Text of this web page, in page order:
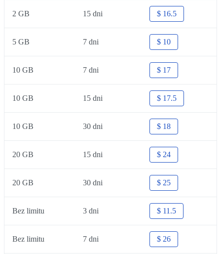
2 GB 15 dni $ 16.5
5 GB 7 dni $ 10
10 GB 7 dni $ 17
10 GB 15 dni $ 17.5
10 GB 30 dni $ 18
20 GB 15 dni $ 24
20 GB 30 dni $ 25
Bez limitu 3 dni $ 11.5
Bez limitu 7 dni $ 26